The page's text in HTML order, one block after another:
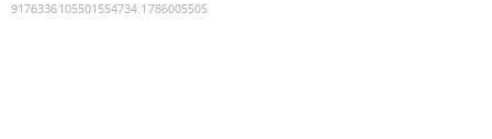
9176336105501554734:1786005505